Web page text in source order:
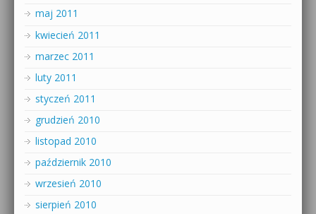
maj 2011
kwiecień 2011
marzec 2011
luty 2011
styczeń 2011
grudzień 2010
listopad 2010
październik 2010
wrzesień 2010
sierpień 2010